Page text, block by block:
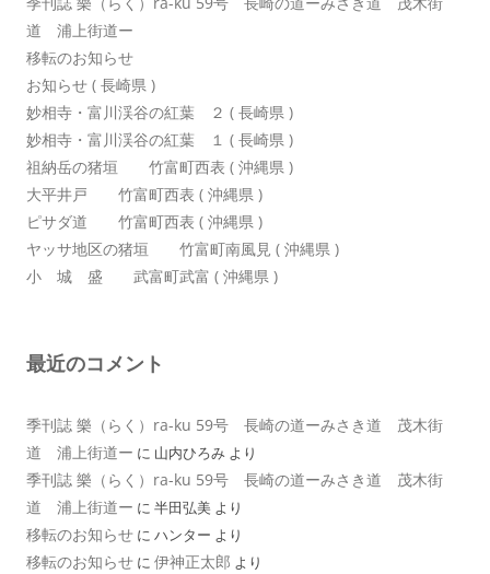
道 浦上街道ー
移転のお知らせ
お知らせ ( 長崎県 )
妙相寺・富川渓谷の紅葉 ２ ( 長崎県 )
妙相寺・富川渓谷の紅葉 １ ( 長崎県 )
祖納岳の猪垣 竹富町西表 ( 沖縄県 )
大平井戸 竹富町西表 ( 沖縄県 )
ピサダ道 竹富町西表 ( 沖縄県 )
ヤッサ地区の猪垣 竹富町南風見 ( 沖縄県 )
小 城 盛 武富町武富 ( 沖縄県 )
最近のコメント
季刊誌 樂（らく）ra-ku 59号 長崎の道ーみさき道 茂木街
道 浦上街道ー に 山内ひろみ より
季刊誌 樂（らく）ra-ku 59号 長崎の道ーみさき道 茂木街
道 浦上街道ー に 半田弘美 より
移転のお知らせ に ハンター より
移転のお知らせ に 伊神正太郎 より